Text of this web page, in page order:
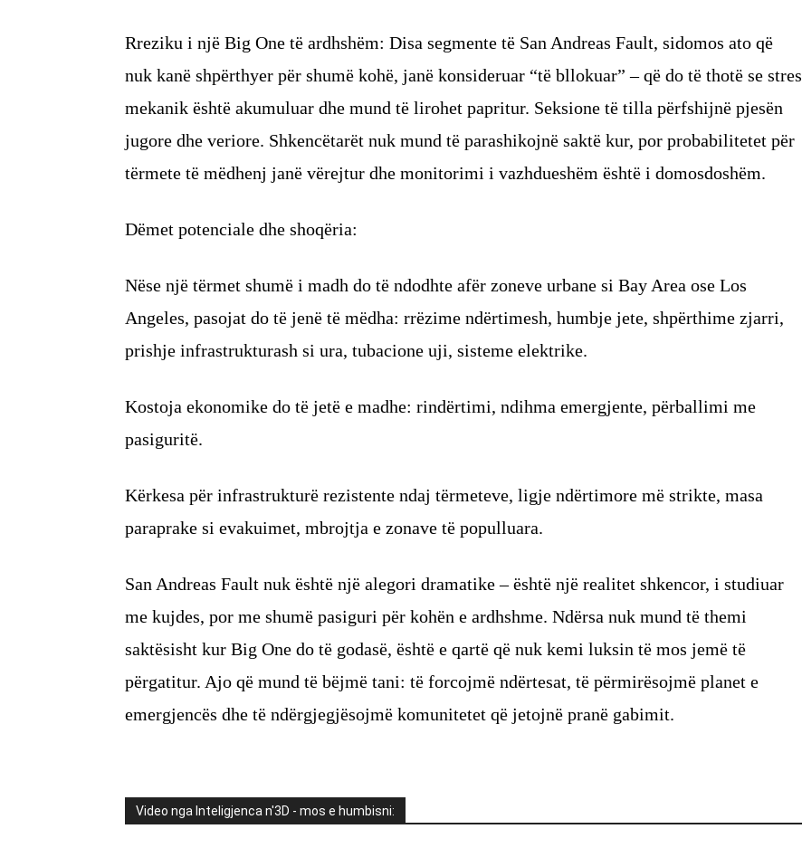
Rreziku i një Big One të ardhshëm: Disa segmente të San Andreas Fault, sidomos ato që
nuk kanë shpërthyer për shumë kohë, janë konsideruar “të bllokuar” – që do të thotë se stres
mekanik është akumuluar dhe mund të lirohet papritur. Seksione të tilla përfshijnë pjesën
jugore dhe veriore. Shkencëtarët nuk mund të parashikojnë saktë kur, por probabilitetet për
tërmete të mëdhenj janë vërejtur dhe monitorimi i vazhdueshëm është i domosdoshëm.
Dëmet potenciale dhe shoqëria:
Nëse një tërmet shumë i madh do të ndodhte afër zoneve urbane si Bay Area ose Los
Angeles, pasojat do të jenë të mëdha: rrëzime ndërtimesh, humbje jete, shpërthime zjarri,
prishje infrastrukturash si ura, tubacione uji, sisteme elektrike.
Kostoja ekonomike do të jetë e madhe: rindërtimi, ndihma emergjente, përballimi me
pasiguritë.
Kërkesa për infrastrukturë rezistente ndaj tërmeteve, ligje ndërtimore më strikte, masa
paraprake si evakuimet, mbrojtja e zonave të populluara.
San Andreas Fault nuk është një alegori dramatike – është një realitet shkencor, i studiuar
me kujdes, por me shumë pasiguri për kohën e ardhshme. Ndërsa nuk mund të themi
saktësisht kur Big One do të godasë, është e qartë që nuk kemi luksin të mos jemë të
përgatitur. Ajo që mund të bëjmë tani: të forcojmë ndërtesat, të përmirësojmë planet e
emergjencës dhe të ndërgjegjësojmë komunitetet që jetojnë pranë gabimit.
Video nga Inteligjenca n'3D - mos e humbisni: